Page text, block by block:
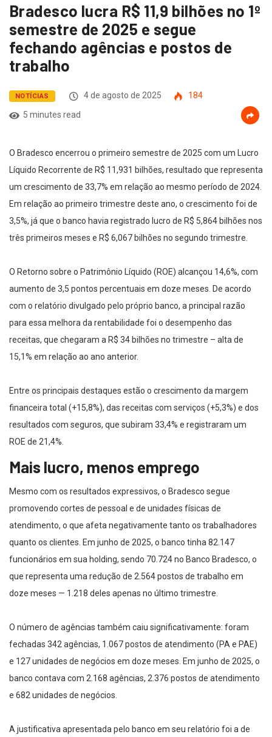
Bradesco lucra R$ 11,9 bilhões no 1º
semestre de 2025 e segue
fechando agências e postos de
trabalho
NOTÍCIAS 4 de agosto de 2025
184
5 minutes read
O Bradesco encerrou o primeiro semestre de 2025 com um Lucro
Líquido Recorrente de R$ 11,931 bilhões, resultado que representa
um crescimento de 33,7% em relação ao mesmo período de 2024.
Em relação ao primeiro trimestre deste ano, o crescimento foi de
3,5%, já que o banco havia registrado lucro de R$ 5,864 bilhões nos
três primeiros meses e R$ 6,067 bilhões no segundo trimestre.
O Retorno sobre o Patrimônio Líquido (ROE) alcançou 14,6%, com
aumento de 3,5 pontos percentuais em doze meses. De acordo
com o relatório divulgado pelo próprio banco, a principal razão
para essa melhora da rentabilidade foi o desempenho das
receitas, que chegaram a R$ 34 bilhões no trimestre – alta de
15,1% em relação ao ano anterior.
Entre os principais destaques estão o crescimento da margem
financeira total (+15,8%), das receitas com serviços (+5,3%) e dos
resultados com seguros, que subiram 33,4% e registraram um
ROE de 21,4%.
Mais lucro, menos emprego
Mesmo com os resultados expressivos, o Bradesco segue
promovendo cortes de pessoal e de unidades físicas de
atendimento, o que afeta negativamente tanto os trabalhadores
quanto os clientes. Em junho de 2025, o banco tinha 82.147
funcionários em sua holding, sendo 70.724 no Banco Bradesco, o
que representa uma redução de 2.564 postos de trabalho em
doze meses — 1.218 deles apenas no último trimestre.
O número de agências também caiu significativamente: foram
fechadas 342 agências, 1.067 postos de atendimento (PA e PAE)
e 127 unidades de negócios em doze meses. Em junho de 2025, o
banco contava com 2.168 agências, 2.376 postos de atendimento
e 682 unidades de negócios.
A justificativa apresentada pelo banco em seu relatório foi a de